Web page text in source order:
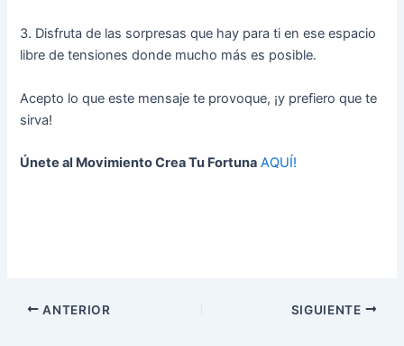
3. Disfruta de las sorpresas que hay para ti en ese espacio
libre de tensiones donde mucho más es posible.
Acepto lo que este mensaje te provoque, ¡y prefiero que te
sirva!
Únete al Movimiento Crea Tu Fortuna AQUÍ!
ANTERIOR SIGUIENTE